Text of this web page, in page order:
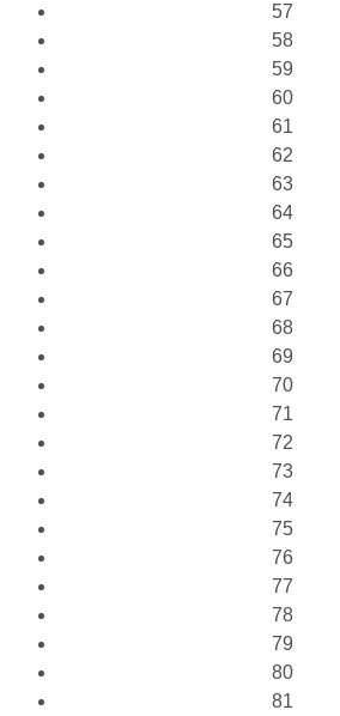
57
58
59
60
61
62
63
64
65
66
67
68
69
70
71
72
73
74
75
76
77
78
79
80
81